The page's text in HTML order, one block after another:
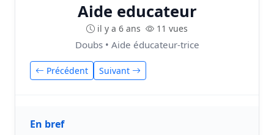
Aide educateur
il y a 6 ans 11 vues
Doubs • Aide éducateur-trice
Précédent Suivant
En bref